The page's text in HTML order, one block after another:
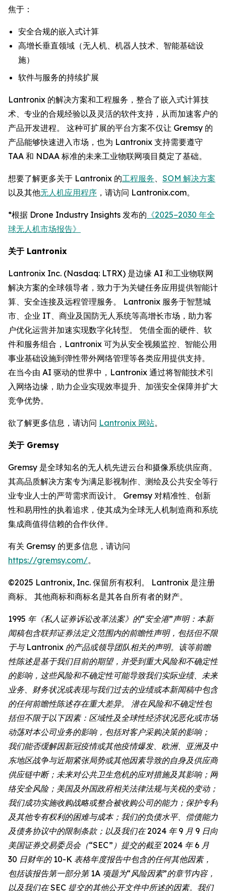
焦于：
安全合规的嵌入式计算
高增长垂直领域（无人机、机器人技术、智能基础设
施）
软件与服务的持续扩展
Lantronix 的解决方案和工程服务，整合了嵌入式计算技
术、专业的合规经验以及灵活的软件支持，从而加速客户的
产品开发进程。 这种可扩展的平台方案不仅让 Gremsy 的
产品能够快速进入市场，也为 Lantronix 支持需要遵守
TAA 和 NDAA 标准的未来工业物联网项目奠定了基础。
想要了解更多关于 Lantronix 的工程服务
SOM 解决方案
以及其他无人机应用程序 ，请访问 Lantronix.com。
*根据 Drone Industry Insights 发布的 《2025–2030 年全
球无人机市场报告》
关于 Lantronix
Lantronix Inc. (Nasdaq: LTRX) 是边缘 AI 和工业物联网
解决方案的全球领导者，致力于为关键任务应用提供智能计
算、安全连接及远程管理服务。 Lantronix 服务于智慧城
市、企业 IT、商业及国防无人系统等高增长市场，助力客
户优化运营并加速实现数字化转型。 凭借全面的硬件、软
件和服务组合，Lantronix 可为从安全视频监控、智能公用
事业基础设施到弹性带外网络管理等各类应用提供支持。
在当今由 AI 驱动的世界中，Lantronix 通过将智能技术引
入网络边缘，助力企业实现效率提升、加强安全保障并扩大
竞争优势。
欲了解更多信息，请访问 Lantronix 网站。
关于 Gremsy
Gremsy 是全球知名的无人机先进云台和摄像系统供应商。
其高品质解决方案专为满足影视制作、测绘及公共安全等行
业专业人士的严苛需求而设计。 Gremsy 对精准性、创新
性和易用性的执着追求，使其成为全球无人机制造商和系统
集成商值得信赖的合作伙伴。
有关 Gremsy 的更多信息，请访问
https://gremsy.com/。
©2025 Lantronix, Inc. 保留所有权利。 Lantronix 是注册
商标。 其他商标和商标名是其各自所有者的财产。
1995 年《私人证券诉讼改革法案》的“安全港”声明：本新
闻稿包含联邦证券法定义范围内的前瞻性声明，包括但不限
于与 Lantronix 的产品或领导团队相关的声明。该等前瞻
性陈述是基于我们目前的期望，并受到重大风险和不确定性
的影响，这些风险和不确定性可能导致我们实际业绩、未来
业务、财务状况或表现与我们过去的业绩或本新闻稿中包含
的任何前瞻性陈述存在重大差异。 潜在风险和不确定性包
括但不限于以下因素：区域性及全球性经济状况恶化或市场
动荡对本公司业务的影响，包括对客户采购决策的影响；
我们能否缓解因新冠疫情或其他疫情爆发、欧洲、亚洲及中
东地区战争与近期紧张局势或其他因素导致的自身及供应商
供应链中断；未来对公共卫生危机的应对措施及其影响；网
络安全风险；美国及外国政府相关法律法规与关税的变动；
我们成功实施收购战略或整合被收购公司的能力；保护专利
及其他专有权利的困难与成本；我们的负债水平、偿债能力
及债务协议中的限制条款；以及我们在 2024 年 9 月 9 日向
美国证券交易委员会（“SEC”）提交的截至 2024 年 6 月
30 日财年的 10-K 表格年度报告中包含的任何其他因素，
包括该报告第一部分第 1A 项题为“风险因素”的章节内容，
以及我们在 SEC 提交的其他公开文件中所述的因素。我们